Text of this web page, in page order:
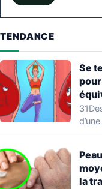
TENDANCE
Se
la